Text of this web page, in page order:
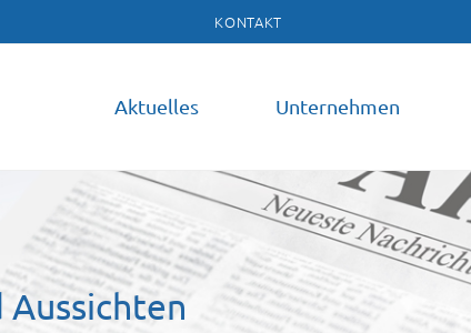
KONTAKT
Aktuelles Unternehmen